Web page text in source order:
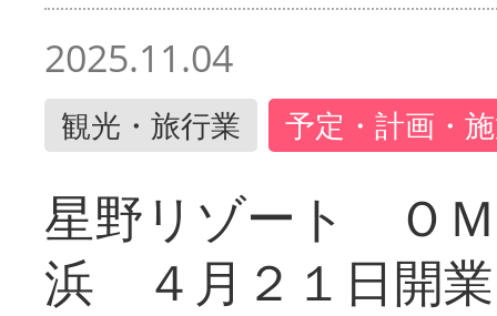
2025.11.04
観光・旅行業 予定・計画・
星野リゾート Ｏ
浜 ４月２１日開業